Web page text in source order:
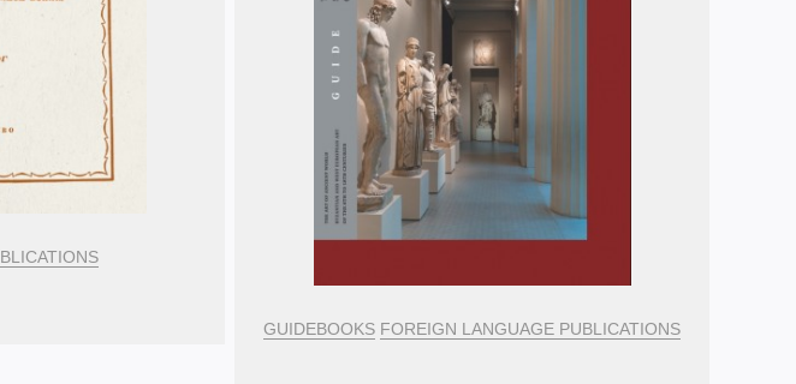
GUIDEBOOKS FOREIGN LANGUAGE PUBLICATIONS